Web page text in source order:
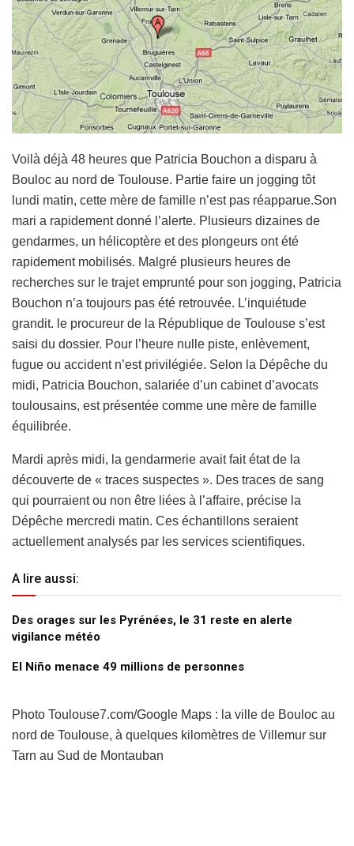
Voilà déjà 48 heures que Patricia Bouchon a disparu à
Bouloc au nord de Toulouse. Partie faire un jogging tôt
lundi matin, cette mère de famille n’est pas réapparue.Son
mari a rapidement donné l’alerte. Plusieurs dizaines de
gendarmes, un hélicoptère et des plongeurs ont été
rapidement mobilisés. Malgré plusieurs heures de
recherches sur le trajet emprunté pour son jogging, Patricia
Bouchon n’a toujours pas été retrouvée. L’inquiétude
grandit. le procureur de la République de Toulouse s’est
saisi du dossier. Pour l’heure nulle piste, enlèvement,
fugue ou accident n’est privilégiée. Selon la Dépêche du
midi, Patricia Bouchon, salariée d’un cabinet d’avocats
toulousains, est présentée comme une mère de famille
équilibrée.
Mardi après midi, la gendarmerie avait fait état de la
découverte de « traces suspectes ». Des traces de sang
qui pourraient ou non être liées à l’affaire, précise la
Dépêche mercredi matin. Ces échantillons seraient
actuellement analysés par les services scientifiques.
A lire aussi:
Des orages sur les Pyrénées, le 31 reste en alerte
vigilance météo
El Niño menace 49 millions de personnes
Photo Toulouse7.com/Google Maps : la ville de Bouloc au
nord de Toulouse, à quelques kilomètres de Villemur sur
Tarn au Sud de Montauban